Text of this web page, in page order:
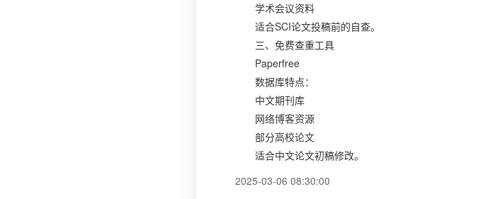
学术会议资料
适合SCI论文投稿前的自查。
三、免费查重工具
Paperfree
数据库特点：
中文期刊库
网络博客资源
部分高校论文
适合中文论文初稿修改。
2025-03-06 08:30:00